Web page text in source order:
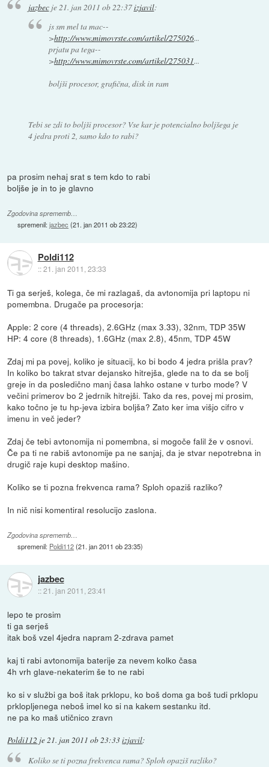
jazbecje 21. jan 2011 ob 22:37izjavil:
js sm mel ta mac--
>http://www.mimovrste.com/artikel/275026...
prjatu pa tega--
>http://www.mimovrste.com/artikel/275031...
boljši procesor, grafična, disk in ram
Tebi se zdi to boljši procesor? Vse kar je potencialno boljšega je
4 jedra proti 2, samo kdo to rabi?
pa prosim nehaj srat s tem kdo to rabi
boljše je in to je glavno
Zgodovina sprememb…
spremenil:jazbec (21. jan 2011 ob 23:22)
Poldi112
::21. jan 2011, 23:33
Ti ga serješ, kolega, če mi razlagaš, da avtonomija pri laptopu ni
pomembna. Drugače pa procesorja:
Apple: 2 core (4 threads), 2.6GHz (max 3.33), 32nm, TDP 35W
HP: 4 core (8 threads), 1.6GHz (max 2.8), 45nm, TDP 45W
Zdaj mi pa povej, koliko je situacij, ko bi bodo 4 jedra prišla prav?
In koliko bo takrat stvar dejansko hitrejša, glede na to da se bolj
greje in da posledično manj časa lahko ostane v turbo mode? V
večini primerov bo 2 jedrnik hitrejši. Tako da res, povej mi prosim,
kako točno je tu hp-jeva izbira boljša? Zato ker ima višjo cifro v
imenu in več jeder?
Zdaj če tebi avtonomija ni pomembna, si mogoče falil že v osnovi.
Če pa ti ne rabiš avtonomije pa ne sanjaj, da je stvar nepotrebna in
drugič raje kupi desktop mašino.
Koliko se ti pozna frekvenca rama? Sploh opaziš razliko?
In nič nisi komentiral resolucijo zaslona.
Zgodovina sprememb…
spremenil: Poldi112(21. jan 2011 ob 23:35)
jazbec
::21. jan 2011, 23:41
lepo te prosim
ti ga serješ
itak boš vzel 4jedra napram 2-zdrava pamet
kaj ti rabi avtonomija baterije za nevem kolko časa
4h vrh glave-nekaterim še to ne rabi
ko si v službi ga boš itak prklopu, ko boš doma ga boš tudi prklopu
prklopljenega neboš imel ko si na kakem sestanku itd.
ne pa ko maš utičnico zravn
Poldi112 je21. jan 2011 ob 23:33izjavil:
Koliko se ti pozna frekvenca rama? Sploh opaziš razliko?